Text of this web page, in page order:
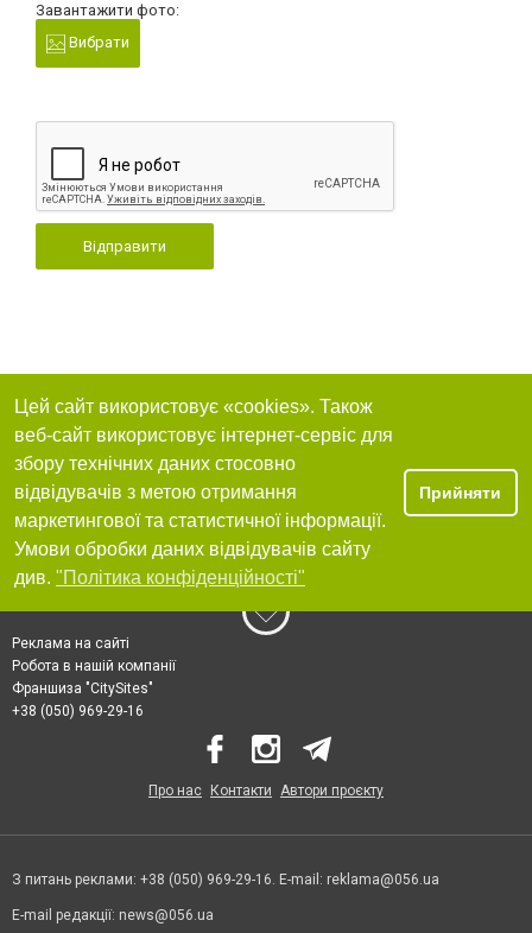
Завантажити фото:
Вибрати
Відправити
Цей сайт використовує «cookies». Також
веб-сайт використовує інтернет-сервіс для
збору технічних даних стосовно
відвідувачів з метою отримання
маркетингової та статистичної інформації.
Умови обробки даних відвідувачів сайту
див. "Політика конфіденційності"
Прийняти
Реклама на сайті
Робота в нашій компанії
Франшиза "CitySites"
+38 (050) 969-29-16
Про нас Контакти Автори проєкту
З питань реклами: +38 (050) 969-29-16. E-mail: reklama@056.ua
E-mail редакції: news@056.ua